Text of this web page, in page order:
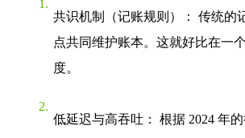
共识机制（记账规则）
： 传统
点共同维护账本。这就好比在一
度。
低延迟与高吞吐 ： 根据 2024 年